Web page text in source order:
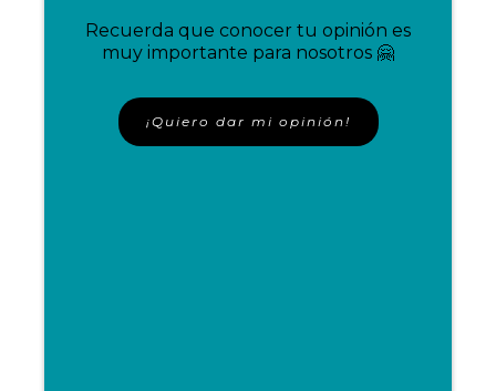
Recuerda que conocer tu opinión es
muy importante para nosotros 🤗
¡Quiero dar mi opinión!